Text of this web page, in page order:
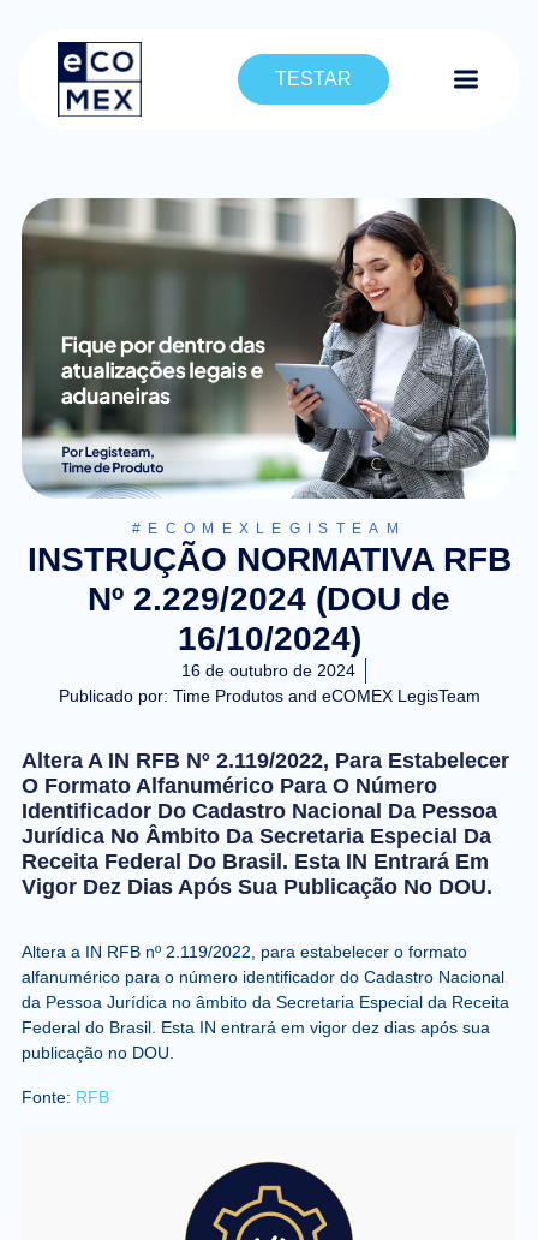
TESTAR
#ECOMEXLEGISTEAM
INSTRUÇÃO NORMATIVA RFB
Nº 2.229/2024 (DOU de
16/10/2024)
16 de outubro de 2024
Publicado por: Time Produtos and eCOMEX LegisTeam
Altera A IN RFB Nº 2.119/2022, Para Estabelecer
O Formato Alfanumérico Para O Número
Identificador Do Cadastro Nacional Da Pessoa
Jurídica No Âmbito Da Secretaria Especial Da
Receita Federal Do Brasil. Esta IN Entrará Em
Vigor Dez Dias Após Sua Publicação No DOU.
Altera a IN RFB nº 2.119/2022, para estabelecer o formato
alfanumérico para o número identificador do Cadastro Nacional
da Pessoa Jurídica no âmbito da Secretaria Especial da Receita
Federal do Brasil. Esta IN entrará em vigor dez dias após sua
publicação no DOU.
Fonte: RFB